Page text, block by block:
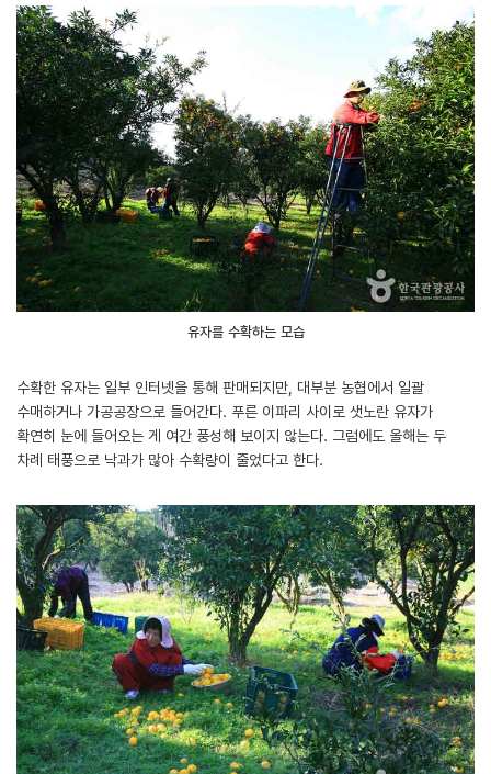
유자를 수확하는 모습
수확한 유자는 일부 인터넷을 통해 판매되지만, 대부분 농협에서 일괄
수매하거나 가공공장으로 들어간다. 푸른 이파리 사이로 샛노란 유자가
확연히 눈에 들어오는 게 여간 풍성해 보이지 않는다. 그럼에도 올해는 두
차례 태풍으로 낙과가 많아 수확량이 줄었다고 한다.